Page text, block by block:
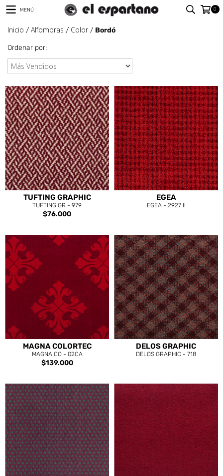
MENÚ 0
Inicio / Alfombras / Color / Bordó
Ordenar por:
TUFTING GRAPHIC
TUFTING GR - 979
$76.000
EGEA
EGEA - 2927 II
MAGNA COLORTEC
MAGNA CO - 02CA
$139.000
DELOS GRAPHIC
DELOS GRAPHIC - 718